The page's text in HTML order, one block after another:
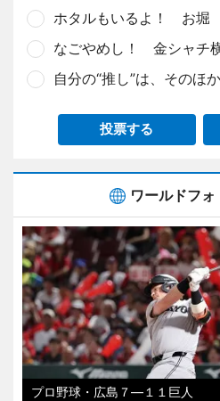
ホタルもいるよ！ お堀
なごやめし！ 金シャチ
自分の“推し”は、そのほか
投票する
ワールドフ
プロ野球・広島７―１１巨人